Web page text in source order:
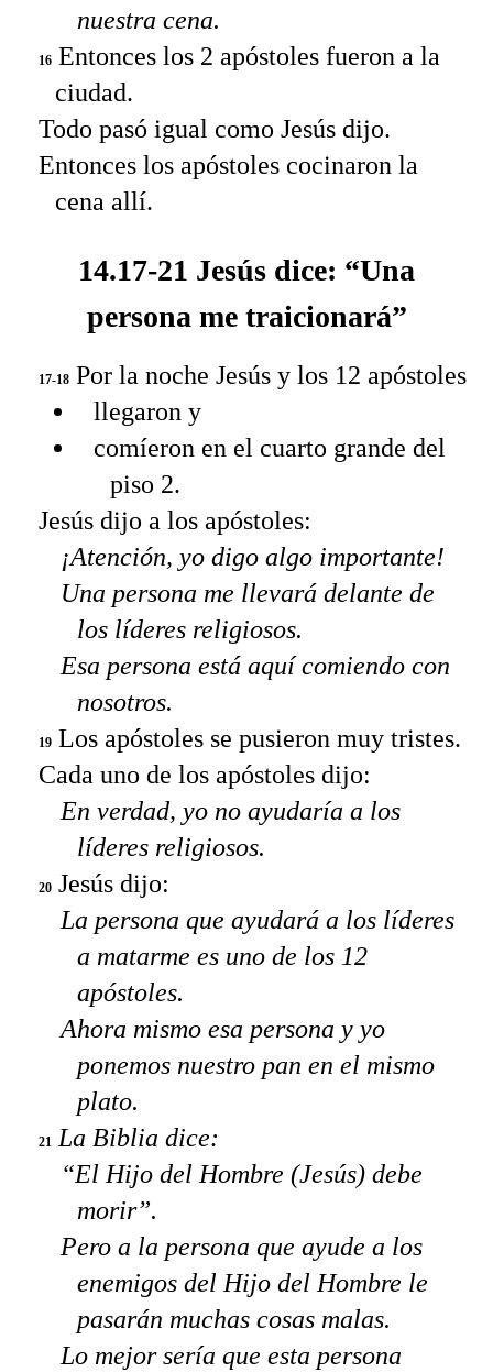
nuestra cena.
16 Entonces los 2 apóstoles fueron a la
ciudad.
Todo pasó igual como Jesús dijo.
Entonces los apóstoles cocinaron la
cena allí.
14.17-21 Jesús dice: “Una
persona me traicionará”
17-18 Por la noche Jesús y los 12 apóstoles
llegaron y
comíeron en el cuarto grande del
piso 2.
Jesús dijo a los apóstoles:
¡Atención, yo digo algo importante!
Una persona me llevará delante de
los líderes religiosos.
Esa persona está aquí comiendo con
nosotros.
19 Los apóstoles se pusieron muy tristes.
Cada uno de los apóstoles dijo:
En verdad, yo no ayudaría a los
líderes religiosos.
20 Jesús dijo:
La persona que ayudará a los líderes
a matarme es uno de los 12
apóstoles.
Ahora mismo esa persona y yo
ponemos nuestro pan en el mismo
plato.
21 La Biblia dice:
“El Hijo del Hombre (Jesús) debe
morir”.
Pero a la persona que ayude a los
enemigos del Hijo del Hombre le
pasarán muchas cosas malas.
Lo mejor sería que esta persona